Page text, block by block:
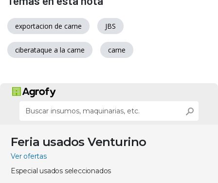
exportacion de carne JBS
ciberataque a la carne carne
Feria usados Venturino
Ver ofertas
Especial usados seleccionados